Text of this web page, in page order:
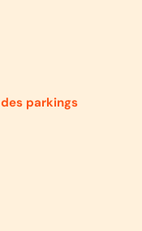
parkings